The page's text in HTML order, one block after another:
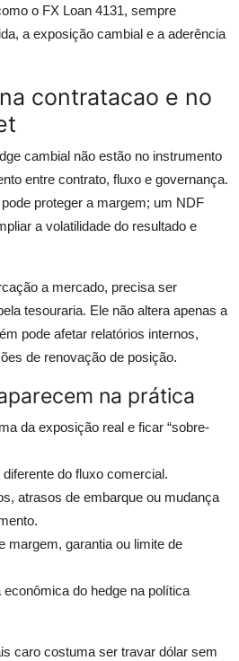
o FX Loan 4131, sempre
a exposição cambial e a aderência
contratacao e no
cambial não estão no instrumento
entre contrato, fluxo e governança.
proteger a margem; um NDF
a volatilidade do resultado e
a mercado, precisa ser
tesouraria. Ele não altera apenas a
pode afetar relatórios internos,
de renovação de posição.
na prática
da exposição real e ficar “sobre-
do fluxo comercial.
atrasos de embarque ou mudança
margem, garantia ou limite de
do hedge na política
caro costuma ser travar dólar sem